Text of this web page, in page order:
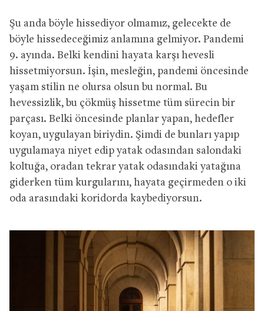
Şu anda böyle hissediyor olmamız, gelecekte de
böyle hissedeceğimiz anlamına gelmiyor. Pandemi
9. ayında. Belki kendini hayata karşı hevesli
hissetmiyorsun. İşin, mesleğin, pandemi öncesinde
yaşam stilin ne olursa olsun bu normal. Bu
hevessizlik, bu çökmüş hissetme tüm sürecin bir
parçası. Belki öncesinde planlar yapan, hedefler
koyan, uygulayan biriydin. Şimdi de bunları yapıp
uygulamaya niyet edip yatak odasından salondaki
koltuğa, oradan tekrar yatak odasındaki yatağına
giderken tüm kurgularını, hayata geçirmeden o iki
oda arasındaki koridorda kaybediyorsun.